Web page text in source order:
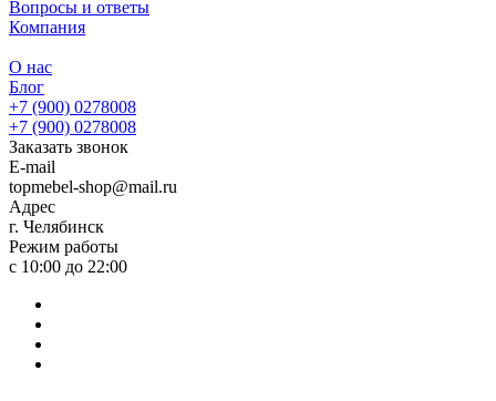
Вопросы и ответы
Компания
О нас
Блог
+7 (900) 0278008
+7 (900) 0278008
Заказать звонок
E-mail
topmebel-shop@mail.ru
Адрес
г. Челябинск
Режим работы
с 10:00 до 22:00